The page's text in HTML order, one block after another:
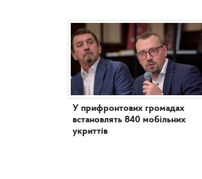
У прифронтових громадах
встановлять 840 мобільних
укриттів